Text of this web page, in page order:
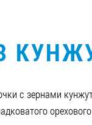
с зернами
орехового